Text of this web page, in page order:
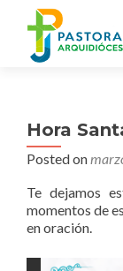
Hora
Posted on
Te dejamos
momentos de
en oración.